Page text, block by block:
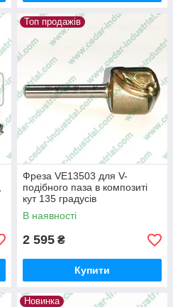
Топ продажів
Фреза VE13503 для V-
подібного паза в композиті
кут 135 градусів
В наявності
2 595 ₴
Купити
Новинка